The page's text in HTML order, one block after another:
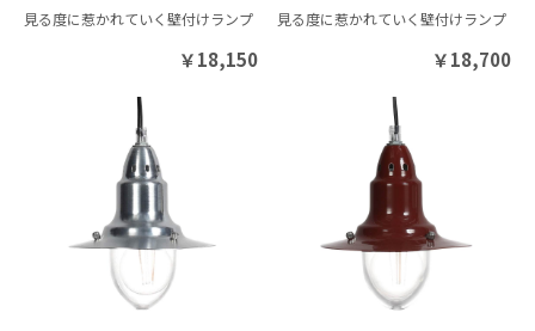
見る度に惹かれていく壁付けランプ
￥18,150
見る度に惹かれていく壁付けランプ
￥18,700